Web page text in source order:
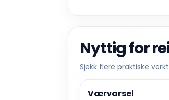
Nyttig for
Sjekk flere praktiske
Værvarsel